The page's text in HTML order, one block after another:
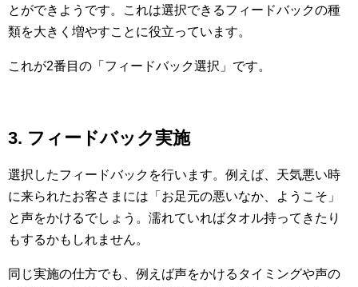
とができようです。これは選択できるフィードバックの種
類を大きく増やすことに役立っています。
これが2番目の「フィードバック選択」です。
3. フィードバック実施
選択したフィードバックを行います。例えば、天気悪い時
に来られたお客さまには「お足元の悪いなか、ようこそ」
と声をかけるでしょう。濡れていればタオル持ってきたり
もするかもしれません。
同じ実施の仕方でも、例えば声をかけるタイミングや声の